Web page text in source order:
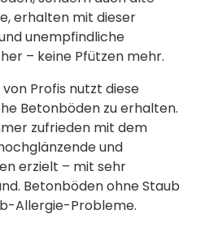
erhalten mit dieser
unempfindliche
– keine Pfützen mehr.
Profis nutzt diese
Betonböden zu erhalten.
zufrieden mit dem
und
erzielt – mit sehr
Betonböden ohne Staub
Allergie-Probleme.